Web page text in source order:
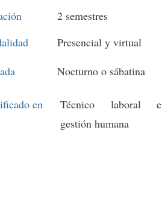
2 semestres
Presencial y virtual
Nocturno o sábatina
Técnico laboral
gestión humana
en